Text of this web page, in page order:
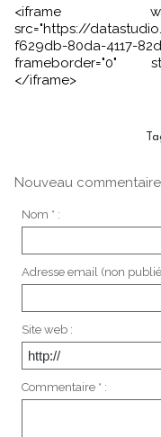
<iframe width="670" height="503"
src="https://
f629db-80da-4117-
frameborder="0"
</iframe>
Nouveau
Nom * :
Adresse email (non
Site web :
Commentaire * :